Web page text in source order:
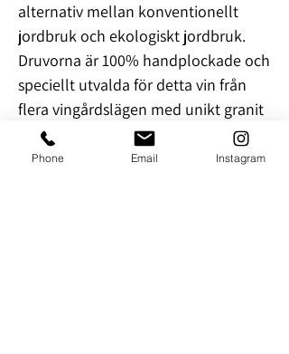
alternativ mellan konventionellt
jordbruk och ekologiskt jordbruk.
Druvorna är 100% handplockade och
speciellt utvalda för detta vin från
flera vingårdslägen med unikt granit
jordmån. Jäsning i
temperaturkontrollerade ståltank.
Phone Email Instagram